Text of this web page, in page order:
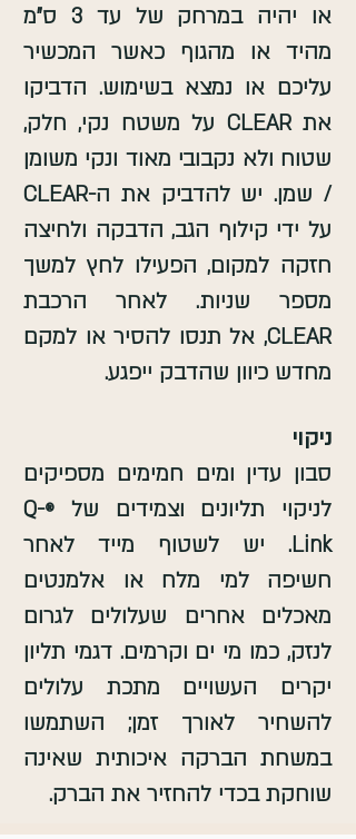
או יהיה במרחק של עד 3 ס"מ
מהיד או מהגוף כאשר המכשיר
עליכם או נמצא בשימוש. הדביקו
את CLEAR על משטח נקי, חלק,
שטוח ולא נקבובי מאוד ונקי משומן
/ שמן. יש להדביק את ה-CLEAR
על ידי קילוף הגב, הדבקה ולחיצה
חזקה למקום, הפעילו לחץ למשך
מספר שניות. לאחר הרכבת
CLEAR, אל תנסו להסיר או למקם
מחדש כיוון שהדבק ייפגע.
ניקוי
סבון עדין ומים חמימים מספיקים
לניקוי תליונים וצמידים של ®
Q-
Link. יש לשטוף מייד לאחר
חשיפה למי מלח או אלמנטים
מאכלים אחרים שעלולים לגרום
לנזק, כמו מי ים וקרמים. דגמי תליון
יקרים העשויים מתכת עלולים
להשחיר לאורך זמן; השתמשו
במשחת הברקה איכותית שאינה
שוחקת בכדי להחזיר את הברק.